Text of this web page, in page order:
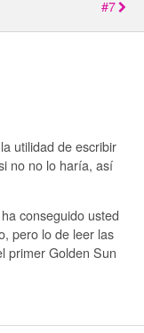
#7
utilidad de escribir
no no lo haría, así
conseguido usted
pero lo de leer las
primer Golden Sun